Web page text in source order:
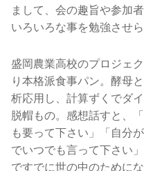
まして、会の趣旨や参加
いろいろな事を勉強させら
盛岡農業高校のプロジェ
り本格派食事パン。酵母
析応用し、計算ずくでダ
脱帽もの。感想話すと、
も要って下さい」「自分
でいつでも言って下さい
ですでに世の中のために